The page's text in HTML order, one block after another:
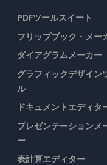
PDFツールスイート
フリップブック・メー
ダイアグラムメーカー
グラフィックデザイン
ル
ドキュメントエディタ
プレゼンテーションメ
ー
表計算エディター